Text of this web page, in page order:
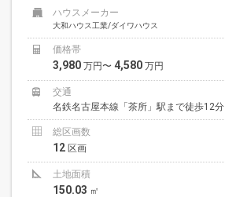
ハウスメーカー
大和ハウス工業/ダイワハウス
価格帯
3,980 万円〜 4,580 万円
交通
名鉄名古屋本線「茶所」駅まで徒歩12分
総区画数
12 区画
土地面積
150.03 ㎡